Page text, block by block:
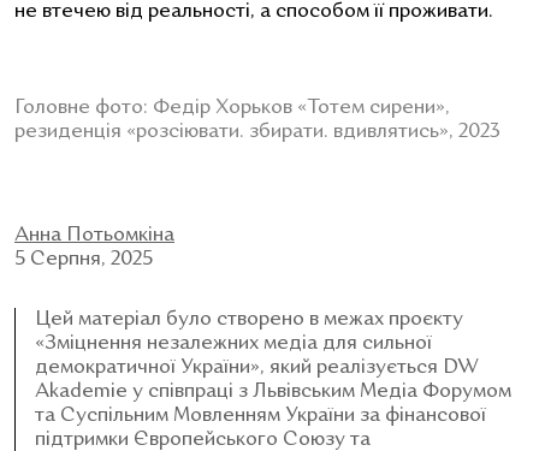
не втечею від реальності, а способом її проживати.
Головне фото: Федір Хорьков « Тотем сирени»,
резиденція «розсіювати. збирати. вдивлятись», 2023
Анна Потьомкіна
5 Серпня, 2025
Цей матеріал було створено в межах проєкту
«Зміцнення незалежних медіа для сильної
демократичної України», який реалізується DW
Akademie у співпраці з Львівським Медіа Форумом
та Суспільним Мовленням України за фінансової
підтримки Європейського Союзу та